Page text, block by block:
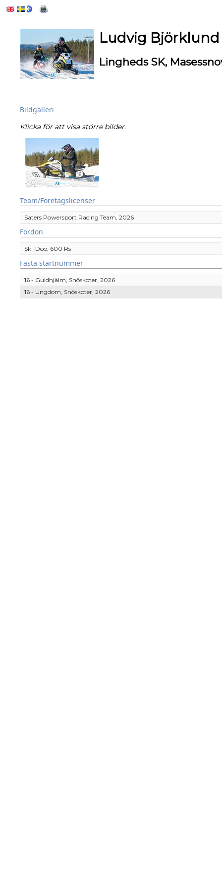
Ludvig Björklund
Lingheds SK,
Bildgalleri
Klicka för att visa större bilder.
Team/Företagslicenser
Säters Powersport Racing Team, 2026
Fordon
Ski-Doo, 600 Rs
Fasta startnummer
16 - Guldhjälm, Snöskoter, 2026
16 - Ungdom, Snöskoter, 2026